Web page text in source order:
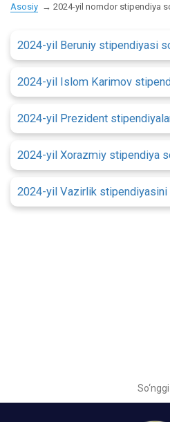
Asosiy 2024-yil nomdor stipendiya
2024-yil Beruniy stipendiyasi
2024-yil Islom Karimov
2024-yil Prezident
2024-yil Xorazmiy stipendiya
2024-yil Vazirlik stipendiyasini